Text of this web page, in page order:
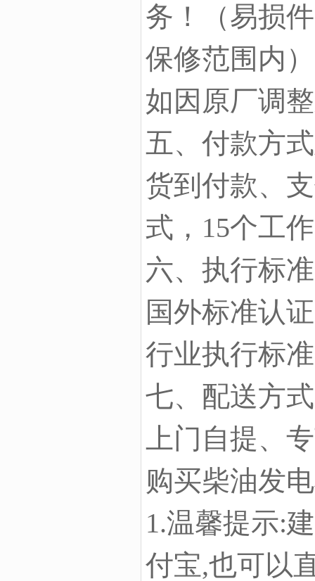
务！（易损
保修范围内）
如因原厂调
五、付款方
货到付款、
式，15个工
六、执行标
国外标准认
行业执行标
七、配送方
上门自提、
购买柴油发
1.温馨提示:
付宝,也可以